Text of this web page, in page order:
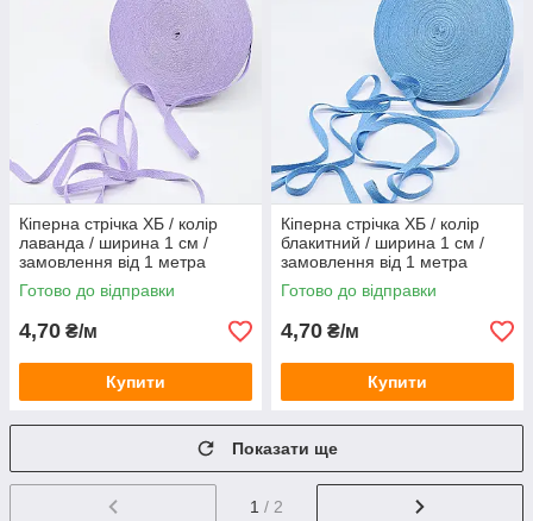
Кіперна стрічка ХБ / колір
лаванда / ширина 1 см /
замовлення від 1 метра
Готово до відправки
4,70 ₴/м
Купити
Кіперна стрічка ХБ / колір
блакитний / ширина 1 см /
замовлення від 1 метра
Готово до відправки
4,70 ₴/м
Купити
Показати ще
1 / 2